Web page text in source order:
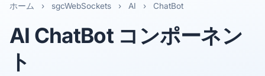
ホーム › sgcWebSockets › AI › ChatBot
AI ChatBot コンポーネン
ト